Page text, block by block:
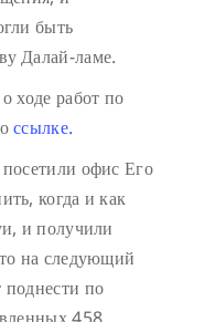
быть
Далай-ламе.
ходе работ по
ссылке.
офис Его
когда и как
и получили
на следующий
по